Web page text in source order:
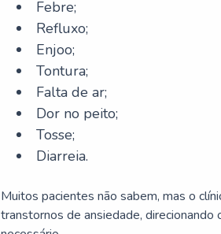
Febre;
Refluxo;
Enjoo;
Tontura;
Falta de ar;
Dor no peito;
Tosse;
Diarreia.
Muitos pacientes não sabem, mas o
transtornos de ansiedade, direcionando